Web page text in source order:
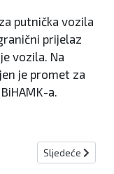
putnička vozila
prijelaz
vozila. Na
je promet za
a.
srpnja Sljedeći
Sljedeće